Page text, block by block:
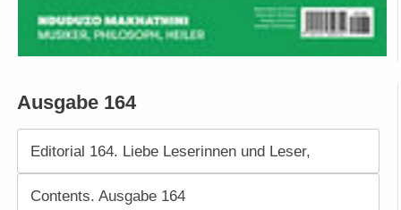
Ausgabe 164
Editorial 164. Liebe Leserinnen und Leser,
Contents. Ausgabe 164